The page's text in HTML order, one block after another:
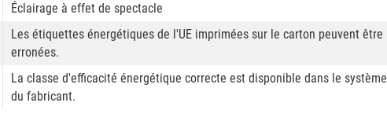
Éclairage à effet de spectacle
Les étiquettes énergétiques de l'UE imprimées sur le carton peuvent être
erronées.
La classe d'efficacité énergétique correcte est disponible dans le système
du fabricant.